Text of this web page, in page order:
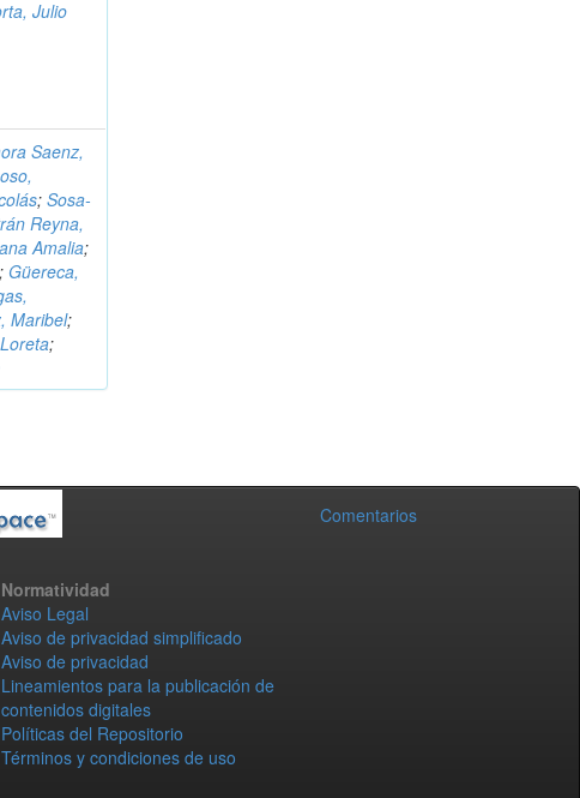
Julio
Saenz,
;Sosa-
Reyna,
Amalia;
; Güereca,
Maribel;
;
Comentarios
Normatividad
Aviso Legal
Aviso de privacidad simplificado
Aviso de privacidad
Lineamientos para la publicación de
contenidos digitales
Políticas del Repositorio
Términos y condiciones de uso